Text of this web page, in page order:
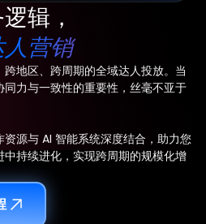
辑，
营销
地区、跨周期的全域达人投放。当
力与一致性的重要性，丝毫不亚于
源与 AI 智能系统深度结合，助力您
持续进化，实现跨周期的规模化增